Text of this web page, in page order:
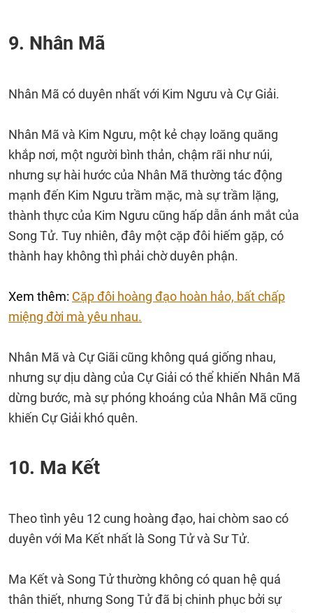
9. Nhân Mã
Nhân Mã có duyên nhất với Kim Ngưu và Cự Giải.
Nhân Mã và Kim Ngưu, một kẻ chạy loăng quăng
khắp nơi, một người bình thản, chậm rãi như núi,
nhưng sự hài hước của Nhân Mã thường tác động
mạnh đến Kim Ngưu trầm mặc, mà sự trầm lặng,
thành thực của Kim Ngưu cũng hấp dẫn ánh mắt của
Song Tử. Tuy nhiên, đây một cặp đôi hiếm gặp, có
thành hay không thì phải chờ duyên phận.
Xem thêm: Cặp đôi hoàng đạo hoàn hảo, bất chấp
miệng đời mà yêu nhau.
Nhân Mã và Cự Giãi cũng không quá giống nhau,
nhưng sự dịu dàng của Cự Giải có thể khiến Nhân Mã
dừng bước, mà sự phóng khoáng của Nhân Mã cũng
khiến Cự Giải khó quên.
10. Ma Kết
Theo tình yêu 12 cung hoàng đạo, hai chòm sao có
duyên với Ma Kết nhất là Song Tử và Sư Tử.
Ma Kết và Song Tử thường không có quan hệ quá
thân thiết, nhưng Song Tử đã bị chinh phục bởi sự